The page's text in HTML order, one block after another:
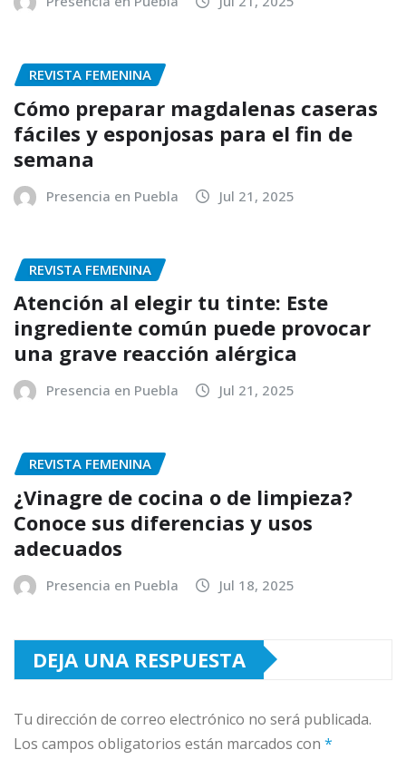
REVISTA FEMENINA
Cómo preparar magdalenas caseras
fáciles y esponjosas para el fin de
semana
Presencia en Puebla Jul 21, 2025
REVISTA FEMENINA
Atención al elegir tu tinte: Este
ingrediente común puede provocar
una grave reacción alérgica
Presencia en Puebla Jul 21, 2025
REVISTA FEMENINA
¿Vinagre de cocina o de limpieza?
Conoce sus diferencias y usos
adecuados
Presencia en Puebla Jul 18, 2025
DEJA UNA RESPUESTA
Tu dirección de correo electrónico no será publicada.
Los campos obligatorios están marcados con *